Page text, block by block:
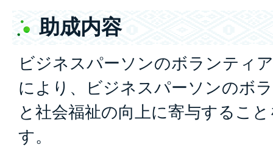
助成内容
ビジネスパーソンのボランティ
により、ビジネスパーソンのボ
と社会福祉の向上に寄与するこ
す。